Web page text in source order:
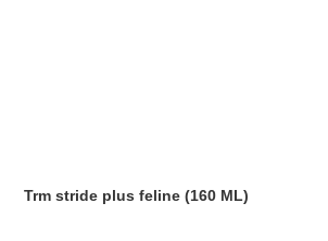
Trm stride plus feline (160 ML)